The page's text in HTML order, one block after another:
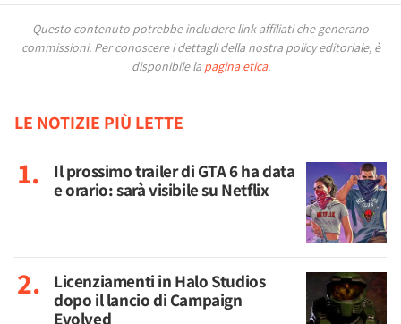
Questo contenuto potrebbe includere link affiliati che generano
commissioni. Per conoscere i dettagli della nostra policy editoriale, è
disponibile la pagina etica.
LE NOTIZIE PIÙ LETTE
Il prossimo trailer di GTA 6 ha data
e orario: sarà visibile su Netflix
Licenziamenti in Halo Studios
dopo il lancio di Campaign
Evolved